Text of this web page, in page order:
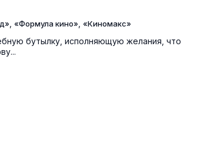
«Формула кино» «Киномакс»
бутылку, исполняющую желания, что